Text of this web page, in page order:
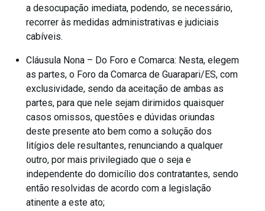
a desocupação imediata, podendo, se necessário,
recorrer às medidas administrativas e judiciais
cabíveis.
Cláusula Nona – Do Foro e Comarca: Nesta, elegem
as partes, o Foro da Comarca de Guarapari/ES, com
exclusividade, sendo da aceitação de ambas as
partes, para que nele sejam dirimidos quaisquer
casos omissos, questões e dúvidas oriundas
deste presente ato bem como a solução dos
litígios dele resultantes, renunciando a qualquer
outro, por mais privilegiado que o seja e
independente do domicílio dos contratantes, sendo
então resolvidas de acordo com a legislação
atinente a este ato;